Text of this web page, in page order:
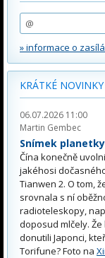
» informace o
KRÁTKÉ NOVINKY
06.07.2026 11:00
Martin Gembec
Snímek
Čína konečně
jakéhosi
Tianwen 2. O tom,
srovnala s ní
radioteleskopy,
doposud mlčely.
donutili Japonci,
Torifune? Foto na